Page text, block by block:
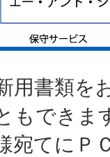
用書類を
もできま
宛てにＰ